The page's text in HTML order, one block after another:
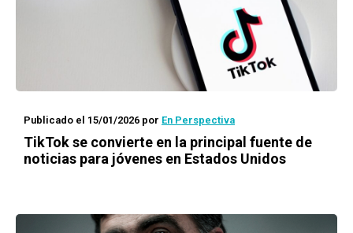
Publicado el 15/01/2026 por En Perspectiva
TikTok se convierte en la principal fuente de
noticias para jóvenes en Estados Unidos